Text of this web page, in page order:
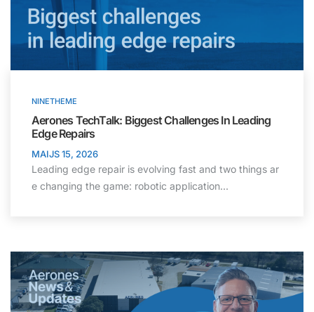
NINETHEME
Aerones TechTalk: Biggest Challenges In Leading
Edge Repairs
MAIJS 15, 2026
Leading edge repair is evolving fast and two things ar
e changing the game: robotic application...